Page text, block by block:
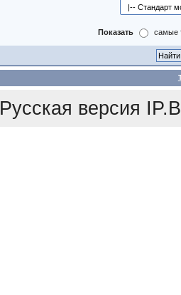
Показать самые
Русская версия